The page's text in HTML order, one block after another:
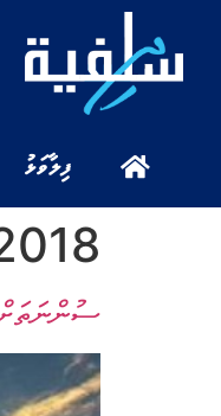
ފިލާވަޅު
ސުންނަތަށް